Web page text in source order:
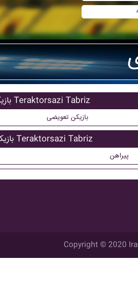
بازیکنان اصلی Teraktorsazi Tabriz
بازیکن تعویضی
بازیکن تعویضی Teraktorsazi Tabriz
پیراهن
Copyright © 2020